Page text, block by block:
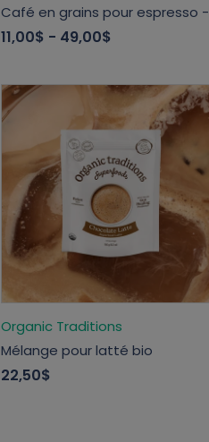
Café en grains pour espresso -
11,00$ - 49,00$
Organic Traditions
Mélange pour latté bio
22,50$